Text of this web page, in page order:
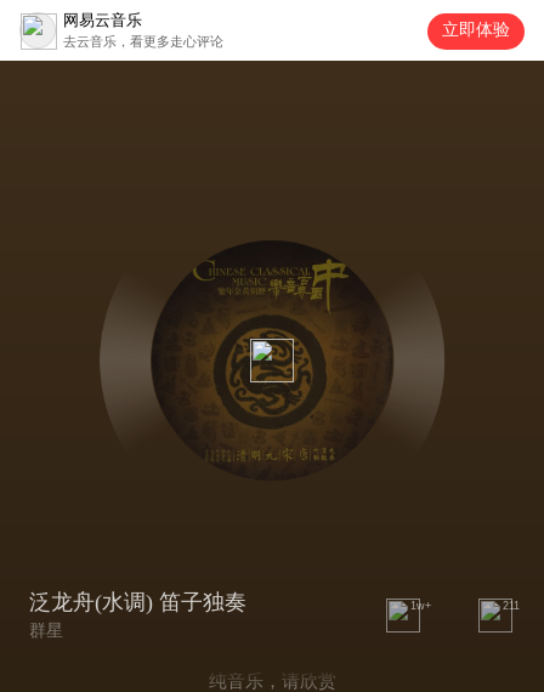
网易云音乐
去云音乐，看更多走心评论
立即体验
泛龙舟(水调) 笛子独奏
群星
1w+ 211
纯音乐，请欣赏